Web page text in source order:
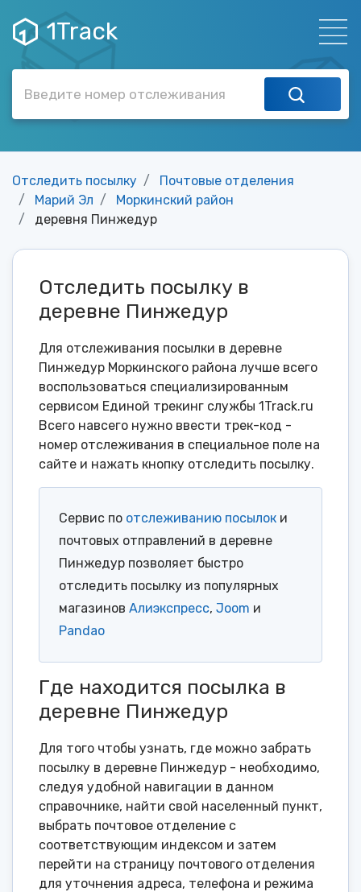
1Track
Отследить посылку
Почтовые отделения
Марий Эл
Моркинский район
деревня Пинжедур
Отследить посылку в
деревне Пинжедур
Для отслеживания посылки в деревне
Пинжедур Моркинского района лучше всего
воспользоваться специализированным
сервисом Единой трекинг службы 1Track.ru
Всего навсего нужно ввести трек-код -
номер отслеживания в специальное поле на
сайте и нажать кнопку отследить посылку.
Сервис по отслеживанию посылок и
почтовых отправлений в деревне
Пинжедур позволяет быстро
отследить посылку из популярных
магазинов Алиэкспресс, Joom и
Pandao
Где находится посылка в
деревне Пинжедур
Для того чтобы узнать, где можно забрать
посылку в деревне Пинжедур - необходимо,
следуя удобной навигации в данном
справочнике, найти свой населенный пункт,
выбрать почтовое отделение с
соответствующим индексом и затем
перейти на страницу почтового отделения
для уточнения адреса, телефона и режима